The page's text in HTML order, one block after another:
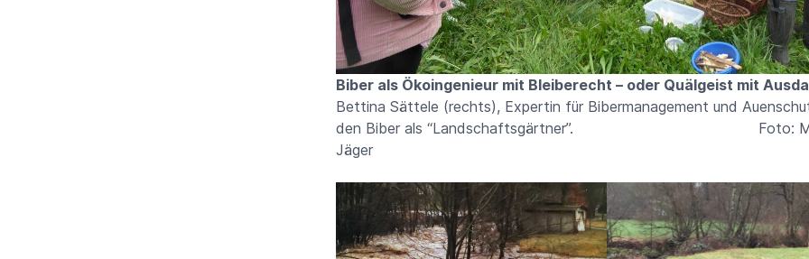
Biber als Ökoingenieur mit Bleiberecht – oder Quälgeist mit
Bettina Sättele (rechts), Expertin für Bibermanagement und
den Biber als “Landschaftsgärtner”. Foto:
Jäger